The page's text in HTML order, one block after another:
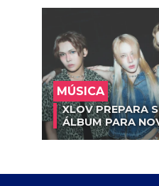
MÚSICA
XLOV PREPARA
ÁLBUM PARA